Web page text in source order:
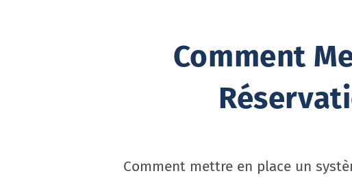
Comment
Comment mettre en place un